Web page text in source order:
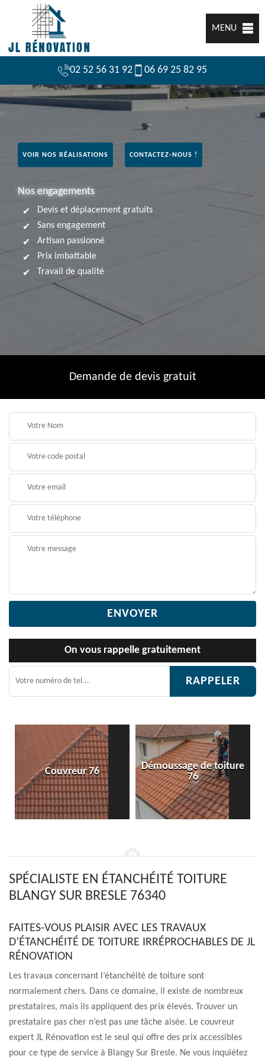
MENU
02 52 56 31 92 06 69 25 82 95
VOIR NOS RÉALISATIONS CONTACTEZ-NOUS !
Nos engagements
Devis et déplacement gratuits
Sans engagement
Artisan passionné
Prix imbattable
Travail de qualité
Demande de devis gratuit
On vous rappelle gratuitement
Couvreur 76
Démoussage de toiture
76
SPÉCIALISTE EN ÉTANCHÉITÉ TOITURE
BLANGY SUR BRESLE 76340
FAITES-VOUS PLAISIR AVEC LES TRAVAUX
D’ÉTANCHÉITÉ DE TOITURE IRRÉPROCHABLES DE JL
RÉNOVATION
Les travaux concernant l’étanchéité de toiture sont
normalement chers. Dans ce domaine, il existe de nombreux
prestataires, mais ils appliquent des prix élevés. Trouver un
prestataire pas cher n’est pas une tâche aisée. Le couvreur
expert JL Rénovation est le seul qui offre des prix accessibles
pour ce type de service à Blangy Sur Bresle. Ne vous inquiétez